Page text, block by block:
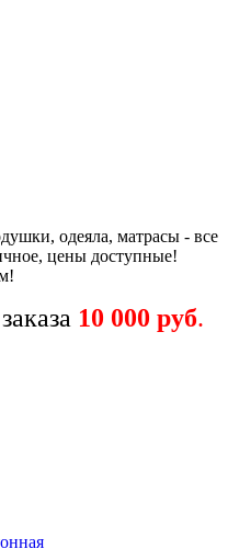
одеяла, матрасы - все
цены доступные!
10 000 руб.